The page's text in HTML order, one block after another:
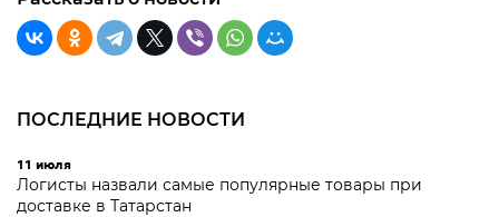
ПОСЛЕДНИЕ НОВОСТИ
11 июля
Логисты назвали самые популярные товары при
доставке в Татарстан